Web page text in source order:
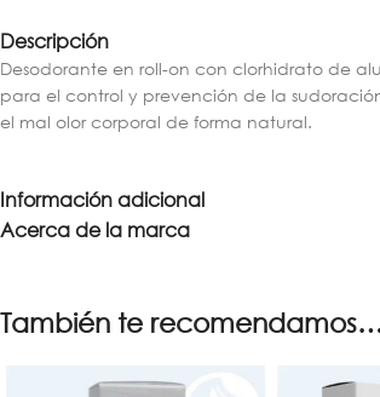
Descripción
Desodorante en roll-on con clorhidrato de
para el control y prevención de la
el mal olor corporal de forma natural.
Información adicional
Acerca de la marca
También te